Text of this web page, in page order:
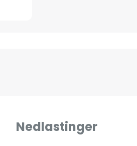
Nedlastinger